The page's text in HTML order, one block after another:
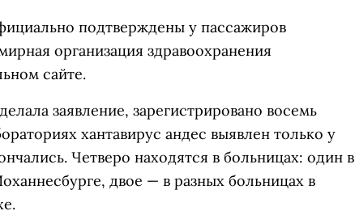
подтверждены у пассажиров
организация здравоохранения
сайте.
заявление, зарегистрировано восемь
хантавирус андес выявлен только у
Четверо находятся в больницах: один в
двое — в разных больницах в